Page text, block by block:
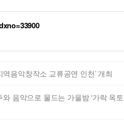
역음악창작소 교류공연 인천’ 개최
음악으로 물드는 가을밤 ‘가락 옥